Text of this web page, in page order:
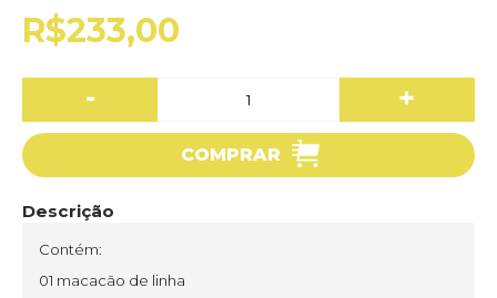
R$233,00
- +
COMPRAR
Descrição
Contém:
01 macacão de linha